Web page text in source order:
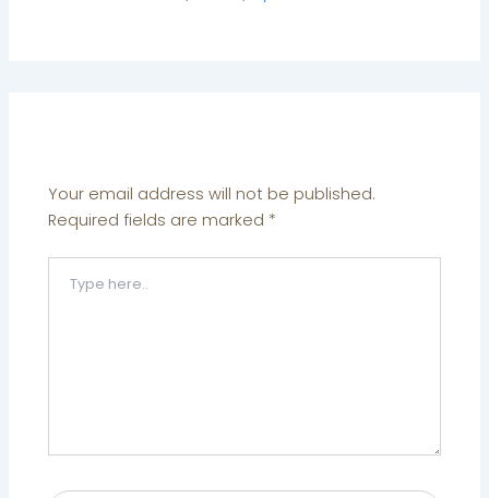
Your email address will not be published.
Required fields are marked *
Type